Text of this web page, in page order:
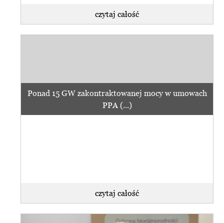
czytaj całość
Ponad 15 GW zakontraktowanej mocy w umowach
PPA (...)
czytaj całość